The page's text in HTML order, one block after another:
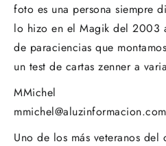
foto es una persona siempre
lo hizo en el Magik del 2003
de paraciencias que
un test de cartas zenner a
MMichel
mmichel@aluzinformacion.com
Uno de los más veteranos